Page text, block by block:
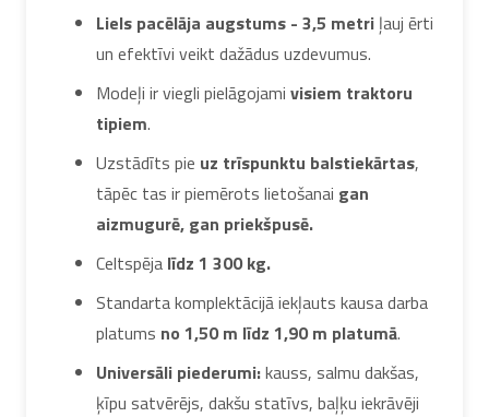
Liels pacēlāja augstums - 3,5 metri ļauj ērti
un efektīvi veikt dažādus uzdevumus.
Modeļi ir viegli pielāgojami visiem traktoru
tipiem.
Uzstādīts pie uz trīspunktu balstiekārtas,
tāpēc tas ir piemērots lietošanai gan
aizmugurē, gan priekšpusē.
Celtspēja līdz 1 300 kg.
Standarta komplektācijā iekļauts kausa darba
platums no 1,50 m līdz 1,90 m platumā.
Universāli piederumi:kauss, salmu dakšas,
ķīpu satvērējs, dakšu statīvs, baļķu iekrāvēji